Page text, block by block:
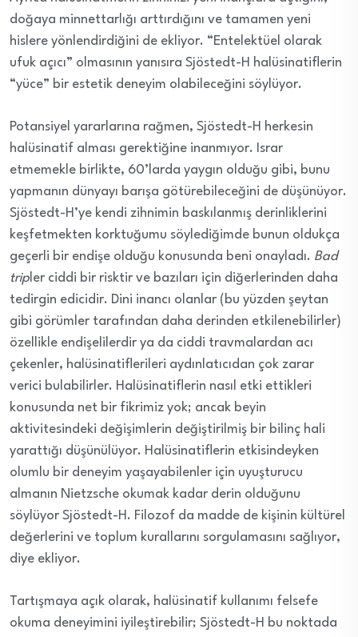
doğaya minnettarlığı arttırdığını ve tamamen yeni
hislere yönlendirdiğini de ekliyor. “Entelektüel olarak
ufuk açıcı” olmasının yanısıra Sjöstedt-H halüsinatiflerin
“yüce” bir estetik deneyim olabileceğini söylüyor.
Potansiyel yararlarına rağmen, Sjöstedt-H herkesin
halüsinatif alması gerektiğine inanmıyor. Israr
etmemekle birlikte, 60’larda yaygın olduğu gibi, bunu
yapmanın dünyayı barışa götürebileceğini de düşünüyor.
Sjöstedt-H’ye kendi zihnimin baskılanmış derinliklerini
keşfetmekten korktuğumu söylediğimde bunun oldukça
geçerli bir endişe olduğu konusunda beni onayladı. Bad
trip ler ciddi bir risktir ve bazıları için diğerlerinden daha
tedirgin edicidir. Dini inancı olanlar (bu yüzden şeytan
gibi görümler tarafından daha derinden etkilenebilirler)
özellikle endişelilerdir ya da ciddi travmalardan acı
çekenler, halüsinatiflerileri aydınlatıcıdan çok zarar
verici bulabilirler. Halüsinatiflerin nasıl etki ettikleri
konusunda net bir fikrimiz yok; ancak beyin
aktivitesindeki değişimlerin değiştirilmiş bir bilinç hali
yarattığı düşünülüyor. Halüsinatiflerin etkisindeyken
olumlu bir deneyim yaşayabilenler için uyuşturucu
almanın Nietzsche okumak kadar derin olduğunu
söylüyor Sjöstedt-H. Filozof da madde de kişinin kültürel
değerlerini ve toplum kurallarını sorgulamasını sağlıyor,
diye ekliyor.
Tartışmaya açık olarak, halüsinatif kullanımı felsefe
okuma deneyimini iyileştirebilir; Sjöstedt-H bu noktada